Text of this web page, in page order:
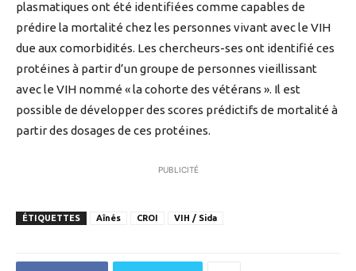
plasmatiques ont été identifiées comme capables de
prédire la mortalité chez les personnes vivant avec le VIH
due aux comorbidités. Les chercheurs-ses ont identifié ces
protéines à partir d’un groupe de personnes vieillissant
avec le VIH nommé « la cohorte des vétérans ». Il est
possible de développer des scores prédictifs de mortalité à
partir des dosages de ces protéines.
PUBLICITÉ
ÉTIQUETTES Aînés CROI VIH / Sida